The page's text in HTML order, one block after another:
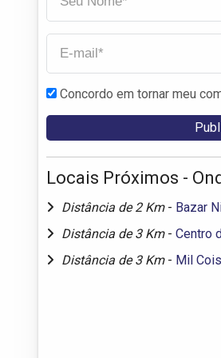
Concordo em tornar meu
Locais Próximos -
Distância de 2 Km - Bazar
Distância de 3 Km - Centro
Distância de 3 Km - Mil